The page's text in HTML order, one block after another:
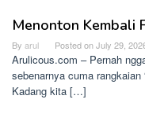
Menonton Kembali
By arul Posted onJuly 29,
Arulicous.com – Pernah
sebenarnya cuma rangkaian
Kadang kita […]